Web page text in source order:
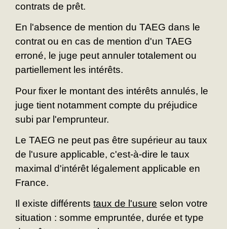
contrats de prêt.
En l'absence de mention du TAEG dans le
contrat ou en cas de mention d'un TAEG
erroné, le juge peut annuler totalement ou
partiellement les intérêts.
Pour fixer le montant des intérêts annulés, le
juge tient notamment compte du préjudice
subi par l'emprunteur.
Le TAEG ne peut pas être supérieur au taux
de l'usure applicable, c'est-à-dire le taux
maximal d'intérêt légalement applicable en
France.
Il existe différents taux de l'usure selon votre
situation : somme empruntée, durée et type